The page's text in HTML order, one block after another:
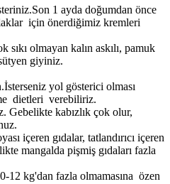
1 ayda doğumdan önce
için önerdiğimiz kremleri
sıkı olmayan kalın askılı, pamuk
giyiniz.
yol gösterici olması
dietleri verebiliriz.
Gebelikte kabızlık çok olur,
içeren gıdalar, tatlandırıcı içeren
mangalda pişmiş gıdaları fazla
12 kg'dan fazla olmamasına özen